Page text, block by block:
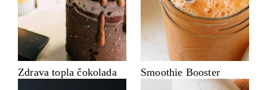
Zdrava topla čokolada Smoothie Booster